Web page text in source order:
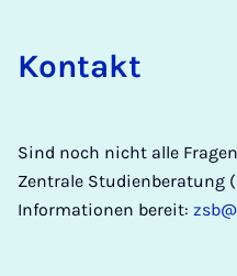
Kon­takt
Sind noch nicht alle
Zentrale Studienberatung
Informationen bereit: